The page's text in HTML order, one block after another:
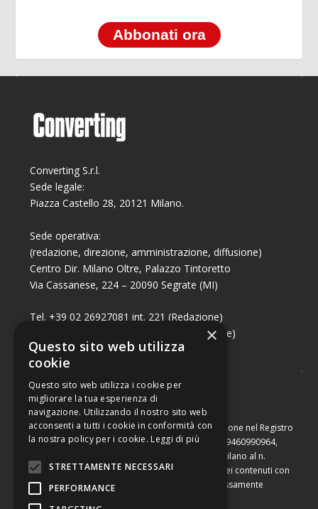
Abbonati ora
Converting S.r.l.
Sede legale:
Piazza Castello 28, 20121 Milano.
Sede operativa:
(redazione, direzione, amministrazione, diffusione)
Centro Dir. Milano Oltre, Palazzo Tintoretto
Via Cassanese, 224 – 20090 Segrate (MI)
Tel. +39 02 26927081 int. 221 (Redazione)
Tel. +39 02 26927081 int. 224 (Commerciale)
Fax +39 02 26951006
Capitale sociale di Euro 10.000,00 – Numero di iscrizione nel Registro
delle Imprese di Milano, partita Iva e codice fiscale 09460990964,
iscritta al Repertorio Economico Amministrativo di Milano al n.
2091710. È vietata la riproduzione, anche parziale, dei contenuti con
qualsiasi mezzo, compresa la stampa, se non espressamente
autorizzata.
×
Questo sito web utilizza
cookie
Questo sito web utilizza i cookie per
migliorare la tua esperienza di
navigazione. Utilizzando il nostro sito web
acconsenti a tutti i cookie in conformità con
la nostra policy per i cookie. Leggi di più
STRETTAMENTE NECESSARI
PERFORMANCE